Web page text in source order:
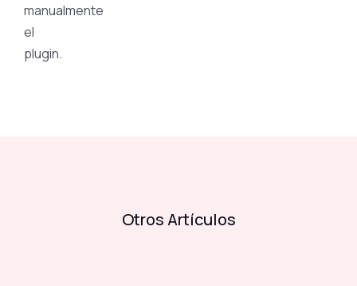
manualmente
el
plugin.
Otros Artículos